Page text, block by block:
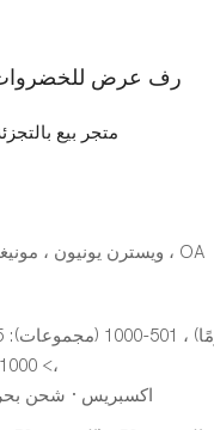
رف عرض للخضروات
متجر بيع
L/C ، D/A ، D/P ، T/T ، ويسترن يونيون ، مونيغرام ، OA
،> 1000 (مجموعات): للتفاوض (أيام)
اكسبريس · شحن